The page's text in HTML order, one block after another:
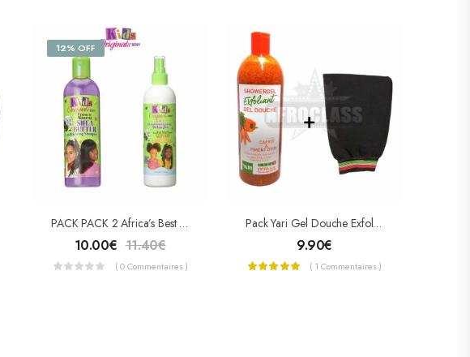
12% OFF
PACK PACK 2 Africa’s Best Kids Shampooing + Spray Démêlant Hydratante
10.00€ 11.40€
( 0 Commentaires )
Pack Yari Gel Douche Exfoliant Carotte/ Piment Doux + Gant Hammam
9.90€
( 1 Commentaires )